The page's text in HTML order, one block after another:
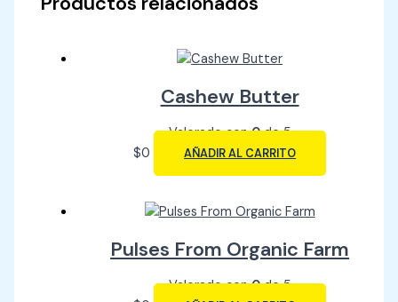
Cashew Butter
Valorado con0de 5
$0 AÑADIR AL CARRITO
Pulses From Organic Farm
Valorado con0de 5